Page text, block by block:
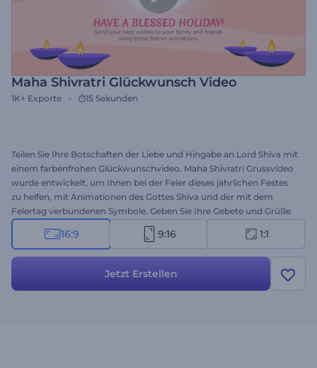
Maha Shivratri Glückwunsch Video
1K+ Exporte 15 Sekunden
Teilen Sie Ihre Botschaften der Liebe und Hingabe an Lord Shiva mit
einem farbenfrohen Glückwunschvideo. Maha Shivratri Grussvideo
wurde entwickelt, um Ihnen bei der Feier dieses jährlichen Festes
zu helfen, mit Animationen des Gottes Shiva und der mit dem
Feiertag verbundenen Symbole. Geben Sie Ihre Gebete und Grüße
mit den animierten Szenen dieser thematischen Vorlage ein, laden
Sie Ihr Logo hoch und erhalten Sie mit wenigen Klicks einen
Videogrüße, Festtagsfeiern, Präsentationseröffnungen und vieles
16:9 9:16 1:1
Jetzt Erstellen